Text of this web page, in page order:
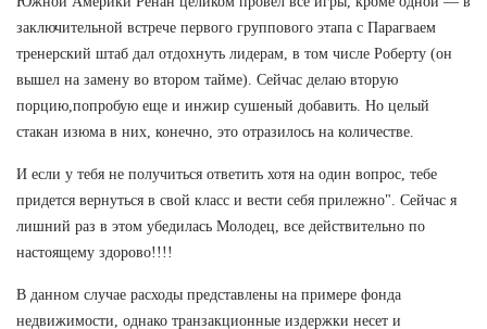
заключительной встрече первого группового этапа с Парагваем
тренерский штаб дал отдохнуть лидерам, в том числе Роберту (он
вышел на замену во втором тайме). Сейчас делаю вторую
порцию,попробую еще и инжир сушеный добавить. Но целый
стакан изюма в них, конечно, это отразилось на количестве.
И если у тебя не получиться ответить хотя на один вопрос, тебе
придется вернуться в свой класс и вести себя прилежно". Сейчас я
лишний раз в этом убедилась Молодец, все действительно по
настоящему здорово!!!!
В данном случае расходы представлены на примере фонда
недвижимости, однако транзакционные издержки несет и